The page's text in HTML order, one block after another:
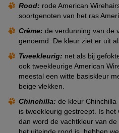
Rood: rode American
soortgenoten van het ras
Crème: de verdunning van de
genoemd. De kleur ziet er uit
Tweekleurig: net als bij
ook tweekleurige American
meestal een witte basiskleur
beige vlekken.
Chinchilla: de kleur
is tweekleurig gestreept. Is het
dan word de vachtkleur van